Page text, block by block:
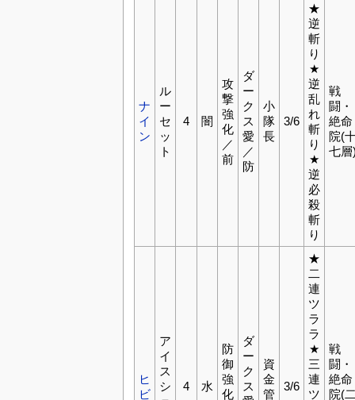
ナ
イ
ン
ル
ー
セ
ッ
ト
4 闇
攻
撃
強
化
／
前
ダ
ー
ク
ス
愛
／
防
小
隊
長
3/6
★
逆
斬
り
★
逆
乱
れ
斬
り
★
逆
必
殺
斬
り
戦
闘・
絶命
院(
七層
ヒ
ビ
ア
イ
ス
シ
4 水
防
御
強
化
ダ
ー
ク
ス
資
金
管
3/6
★
二
連
ツ
ラ
ラ
★
三
連
ツ
戦
闘・
絶命
院(